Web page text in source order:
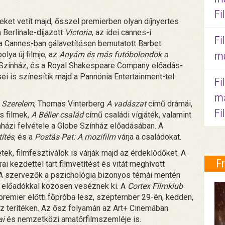
vetít majd, ősszel premierben olyan díjnyertes
Berlinale-díjazott Victoria, az idei cannes-i
Cannes-ban gálavetítésen bemutatott Barbet
új filmje, az Anyám és más futóbolondok a
és a Royal Shakespeare Company előadás-
is színesítik majd a Pannónia Entertainment-tel
Szerelem, Thomas Vinterberg A vadászatcímű drámái,
filmek, A Bélier családcímű családi vígjáték, valamint
felvétele a Globe Színház előadásában. A
, és a Postás Pat: A mozifilmvárja a családokat.
filmfesztiválok is várják majd az érdeklődőket. A
kezdettel tart filmvetítést és vitát meghívott
a pszichológia bizonyos témái mentén
közösen veséznek ki. A Cortex Filmklub
előtti főpróba lesz, szeptember 29-én, kedden,
terítéken. Az ősz folyamán az Art+ Cinemában
és nemzetközi amatőrfilmszemléje is.